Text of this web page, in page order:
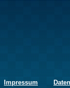
Impressum